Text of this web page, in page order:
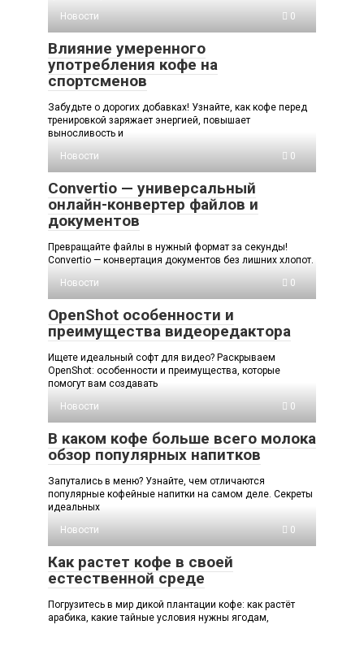
Новости
0
Влияние умеренного
употребления кофе на
спортсменов
Забудьте о дорогих добавках! Узнайте, как кофе перед
тренировкой заряжает энергией, повышает
выносливость и
Новости
0
Convertio — универсальный
онлайн-конвертер файлов и
документов
Превращайте файлы в нужный формат за секунды!
Convertio — конвертация документов без лишних хлопот.
Новости
0
OpenShot особенности и
преимущества видеоредактора
Ищете идеальный софт для видео? Раскрываем
OpenShot: особенности и преимущества, которые
помогут вам создавать
Новости
0
В каком кофе больше всего молока
обзор популярных напитков
Запутались в меню? Узнайте, чем отличаются
популярные кофейные напитки на самом деле. Секреты
идеальных
Новости
0
Как растет кофе в своей
естественной среде
Погрузитесь в мир дикой плантации кофе: как растёт
арабика, какие тайные условия нужны ягодам,